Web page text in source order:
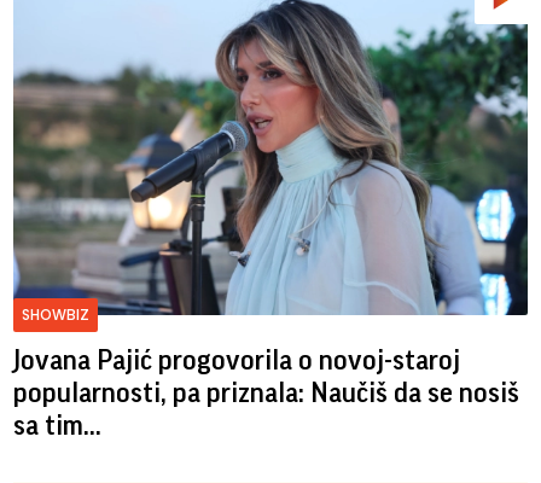
SHOWBIZ
Jovana Pajić progovorila o novoj-staroj
popularnosti, pa priznala: Naučiš da se nosiš
sa tim...